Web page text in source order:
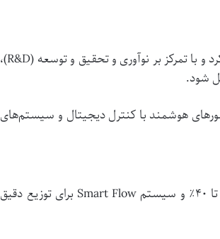
R&D)،
شود.
هوشمند با کنترل دیجیتال و سیستم‌های
Smart Flow برای توزیع دقیق